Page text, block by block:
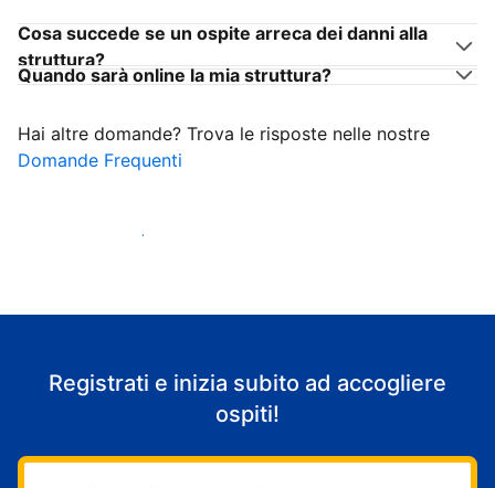
Cosa succede se un ospite arreca dei danni alla
struttura?
Quando sarà online la mia struttura?
Hai altre domande? Trova le risposte nelle nostre
Domande Frequenti
Inizia ad accogliere ospiti
Registrati e inizia subito ad accogliere
ospiti!